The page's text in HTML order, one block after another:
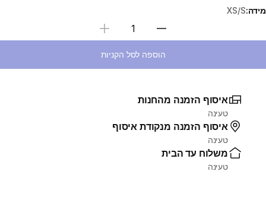
מידה:XS/S
בחירת כמות
הוספה לסל הקניות
איסוף הזמנה מהחנות
טעינה
איסוף הזמנה מנקודת איסוף
טעינה
משלוח עד הבית
טעינה